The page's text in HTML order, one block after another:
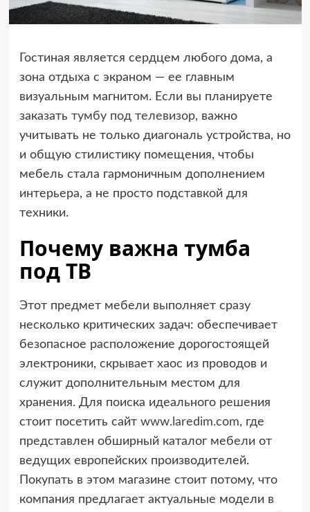
Гостиная является сердцем любого дома, а
зона отдыха с экраном — ее главным
визуальным магнитом. Если вы планируете
заказать тумбу под телевизор, важно
учитывать не только диагональ устройства, но
и общую стилистику помещения, чтобы
мебель стала гармоничным дополнением
интерьера, а не просто подставкой для
техники.
Почему важна тумба
под ТВ
Этот предмет мебели выполняет сразу
несколько критических задач: обеспечивает
безопасное расположение дорогостоящей
электроники, скрывает хаос из проводов и
служит дополнительным местом для
хранения. Для поиска идеального решения
стоит посетить сайтwww.laredim.com, где
представлен обширный каталог мебели от
ведущих европейских производителей.
Покупать в этом магазине стоит потому, что
компания предлагает актуальные модели в